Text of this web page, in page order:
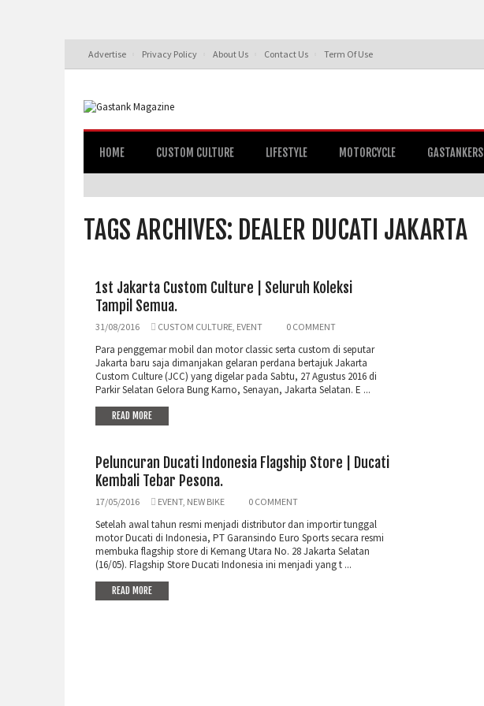
Advertise Privacy Policy About Us Contact Us Term Of Use
HOME CUSTOM CULTURE LIFESTYLE MOTORCYCLE GASTANKERS
TAGS ARCHIVES: DEALER DUCATI JAKARTA
1st Jakarta Custom Culture | Seluruh Koleksi
Tampil Semua.
31/08/2016 CUSTOM CULTURE, EVENT 0 COMMENT
Para penggemar mobil dan motor classic serta custom di seputar
Jakarta baru saja dimanjakan gelaran perdana bertajuk Jakarta
Custom Culture (JCC) yang digelar pada Sabtu, 27 Agustus 2016 di
Parkir Selatan Gelora Bung Karno, Senayan, Jakarta Selatan. E ...
READ MORE
Peluncuran Ducati Indonesia Flagship Store | Ducati
Kembali Tebar Pesona.
17/05/2016 EVENT, NEW BIKE 0 COMMENT
Setelah awal tahun resmi menjadi distributor dan importir tunggal
motor Ducati di Indonesia, PT Garansindo Euro Sports secara resmi
membuka flagship store di Kemang Utara No. 28 Jakarta Selatan
(16/05). Flagship Store Ducati Indonesia ini menjadi yang t ...
READ MORE